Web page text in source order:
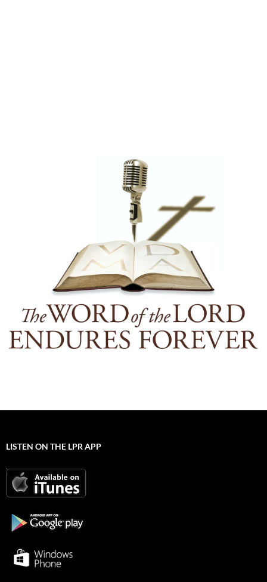
LISTEN ON THE LPR APP